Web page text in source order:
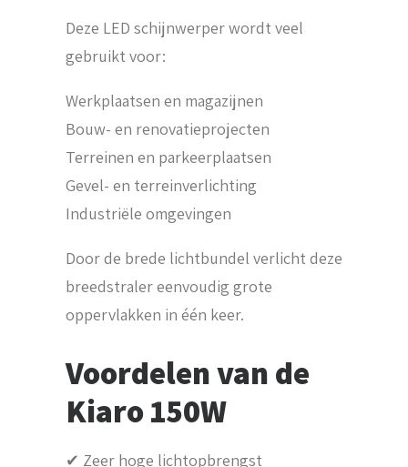
Deze LED schijnwerper wordt veel
gebruikt voor:
Werkplaatsen en magazijnen
Bouw- en renovatieprojecten
Terreinen en parkeerplaatsen
Gevel- en terreinverlichting
Industriële omgevingen
Door de brede lichtbundel verlicht deze
breedstraler eenvoudig grote
oppervlakken in één keer.
Voordelen van de
Kiaro 150W
✔ Zeer hoge lichtopbrengst